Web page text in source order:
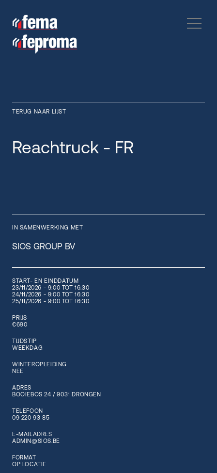
TERUG NAAR LIJST
Reachtruck - FR
IN SAMENWERKING MET
SIOS GROUP BV
START- EN EINDDATUM
23/11/2026 - 9:00 TOT 16:30
24/11/2026 - 9:00 TOT 16:30
25/11/2026 - 9:00 TOT 16:30
PRIJS
€690
TIJDSTIP
WEEKDAG
WINTEROPLEIDING
NEE
ADRES
BOOIEBOS 24 / 9031 DRONGEN
TELEFOON
09 220 93 85
E-MAILADRES
ADMIN@SIOS.BE
FORMAT
OP LOCATIE